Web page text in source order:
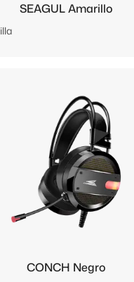
SEAGUL Amarillo
CONCH Negro